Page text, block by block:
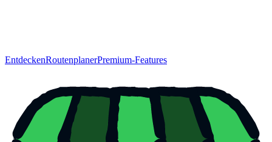
EntdeckenRoutenplanerPremium-Features